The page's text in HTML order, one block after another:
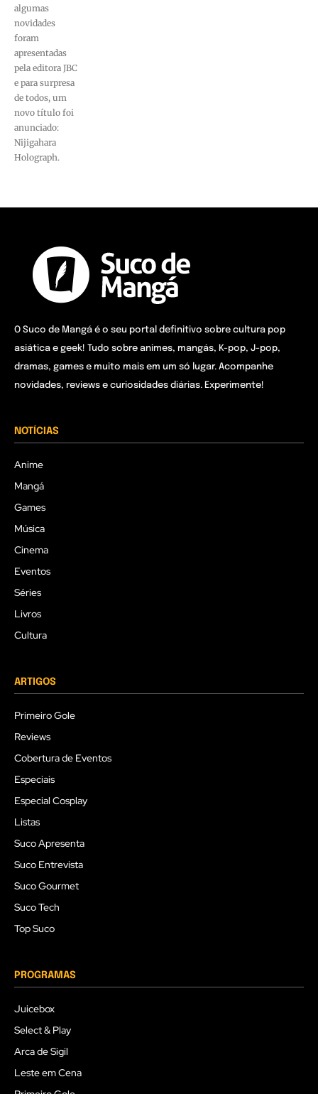
algumas
novidades
foram
apresentadas
pela editora JBC
e para surpresa
de todos, um
novo título foi
anunciado:
Nijigahara
Holograph.
O Suco de Mangá é o seu portal definitivo sobre cultura pop
asiática e geek! Tudo sobre animes, mangás, K-pop, J-pop,
dramas, games e muito mais em um só lugar. Acompanhe
novidades, reviews e curiosidades diárias. Experimente!
NOTÍCIAS
Anime
Mangá
Games
Música
Cinema
Eventos
Séries
Livros
Cultura
ARTIGOS
Primeiro Gole
Reviews
Cobertura de Eventos
Especiais
Especial Cosplay
Listas
Suco Apresenta
Suco Entrevista
Suco Gourmet
Suco Tech
Top Suco
PROGRAMAS
Juicebox
Select & Play
Arca de Sigil
Leste em Cena